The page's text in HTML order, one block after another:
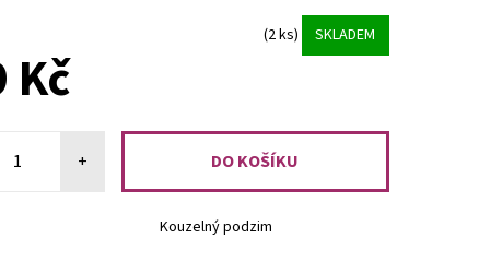
(2 ks) SKLADEM
Kč
+
Kouzelný podzim